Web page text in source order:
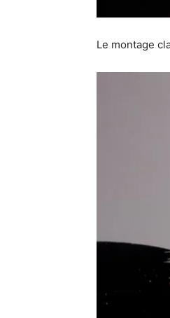
Le montage